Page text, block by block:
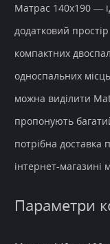
Матрас 140х190 —
додатковий
компактних
односпальних
можна виділити
пропонують
потрібна доставка
інтернет-магазині
Параметри